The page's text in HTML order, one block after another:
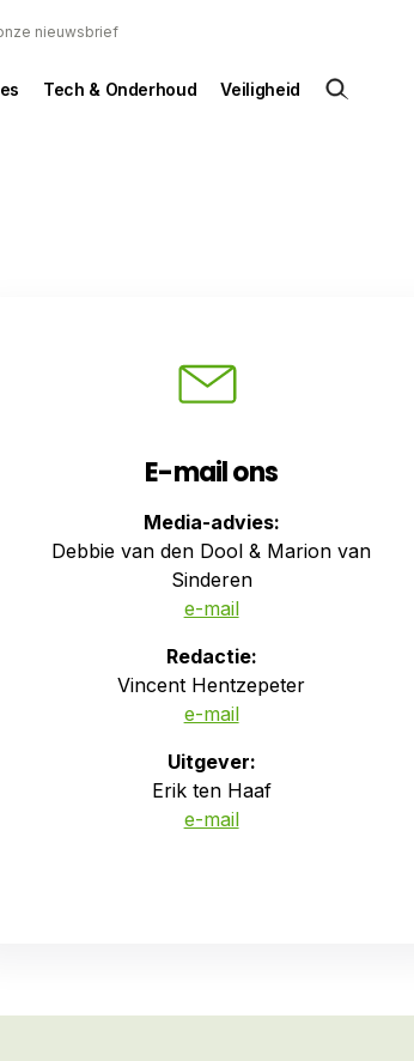
nieuwsbrief
Tech & Onderhoud Veiligheid
E-mail ons
Media-advies:
Debbie van den Dool & Marion van
Sinderen
e-mail
Redactie:
Vincent Hentzepeter
e-mail
Uitgever:
Erik ten Haaf
e-mail